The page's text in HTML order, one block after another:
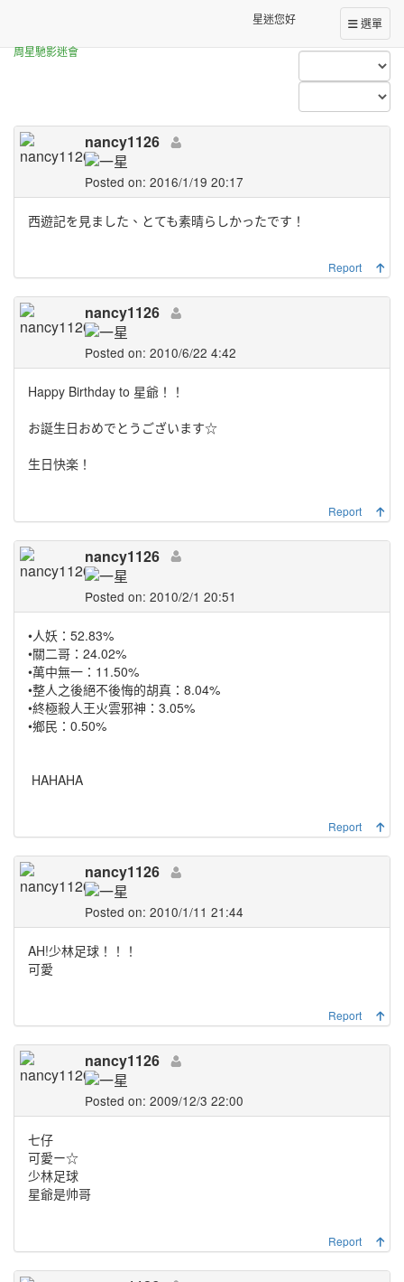
選單
星迷您好
周星馳影迷會
All Posts (nancy1126)
nancy1126
Posted on: 2016/1/19 20:17
西遊記を見ました、とても素晴らしかったです！
Report
nancy1126
Posted on: 2010/6/22 4:42
Happy Birthday to 星爺！！
お誕生日おめでとうございます☆
生日快楽！
Report
nancy1126
Posted on: 2010/2/1 20:51
•人妖：52.83%
•關二哥：24.02%
•萬中無一：11.50%
•整人之後絕不後悔的胡真：8.04%
•終極殺人王火雲邪神：3.05%
•鄉民：0.50%
HAHAHA
Report
nancy1126
Posted on: 2010/1/11 21:44
AH!少林足球！！！
可愛
Report
nancy1126
Posted on: 2009/12/3 22:00
七仔
可愛ー☆
少林足球
星爺是帅哥
Report